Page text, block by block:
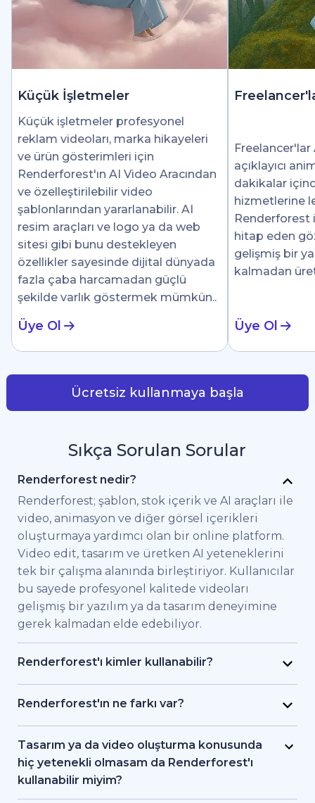
Küçük İşletmeler
Küçük işletmeler profesyonel
reklam videoları, marka hikayeleri
ve ürün gösterimleri için
Renderforest'ın AI Video Aracından
ve özelleştirilebilir video
şablonlarından yararlanabilir. AI
resim araçları ve logo ya da web
sitesi gibi bunu destekleyen
özellikler sayesinde dijital dünyada
fazla çaba harcamadan güçlü
şekilde varlık göstermek mümkün..
Üye Ol
açıklayıcı
dakikalar
hizmetlerine
Renderforest
hitap eden
gelişmiş bir
kalmadan
Üye Ol
Ücretsiz kullanmaya başla
Sıkça Sorulan Sorular
Renderforest nedir?
Renderforest; şablon, stok içerik ve AI araçları ile
video, animasyon ve diğer görsel içerikleri
oluşturmaya yardımcı olan bir online platform.
Video edit, tasarım ve üretken AI yeteneklerini
tek bir çalışma alanında birleştiriyor. Kullanıcılar
bu sayede profesyonel kalitede videoları
gelişmiş bir yazılım ya da tasarım deneyimine
gerek kalmadan elde edebiliyor.
Renderforest'ı kimler kullanabilir?
Renderforest kaliteli videoları hızlıca elde etmek
isteyen bireysel kullanıcılar ve ekipler için
çalışan freelancer'lar ve içerik üreticileri
Renderforest sayesinde bir prodüksiyon ekibi
tutmadan markalı videolar, eğitici içerikler ya da
Renderforest'ın ne farkı var?
Renderforest çeşitli AI ve video üretim
modellerini aynı platformda bir araya getiriyor.
Kullanıcılar bu sayede yazıdan, stok
görüntülerden ya da AI araçlarıyla video ve
Tasarım ya da video oluşturma konusunda
hiç yetenekli olmasam da Renderforest'ı
kullanabilir miyim?
Evet. Renderforest 1.200'den fazla şablon, AI